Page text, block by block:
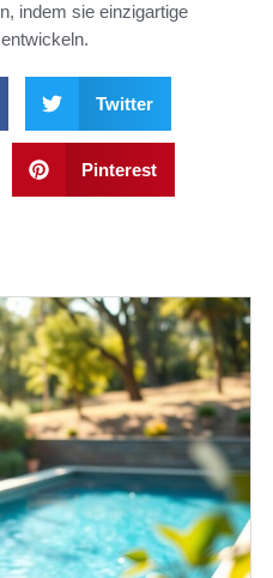
indem sie einzigartige
Twitter
Pinterest